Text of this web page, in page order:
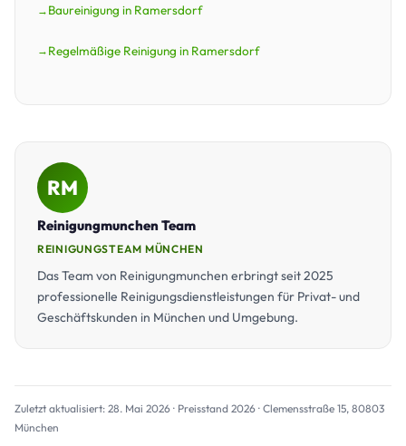
Baureinigung in Ramersdorf
Regelmäßige Reinigung in Ramersdorf
RM
Reinigungmunchen Team
REINIGUNGSTEAM MÜNCHEN
Das Team von Reinigungmunchen erbringt seit 2025
professionelle Reinigungsdienstleistungen für Privat- und
Geschäftskunden in München und Umgebung.
Zuletzt aktualisiert: 28. Mai 2026 · Preisstand 2026 · Clemensstraße 15, 80803
München